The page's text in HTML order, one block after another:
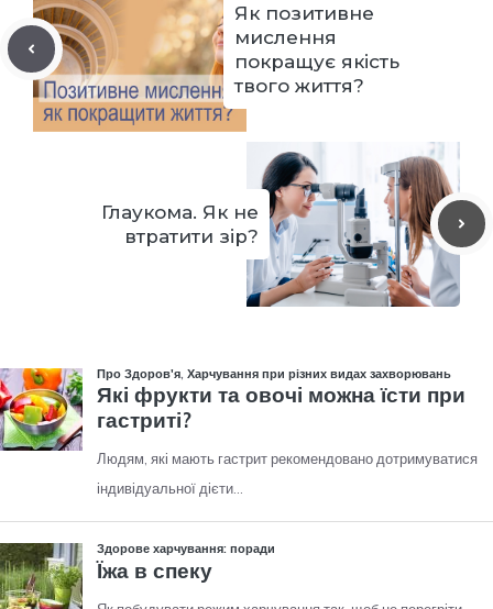
Як позитивне
мислення
покращує якість
твого життя?
Глаукома. Як не
втратити зір?